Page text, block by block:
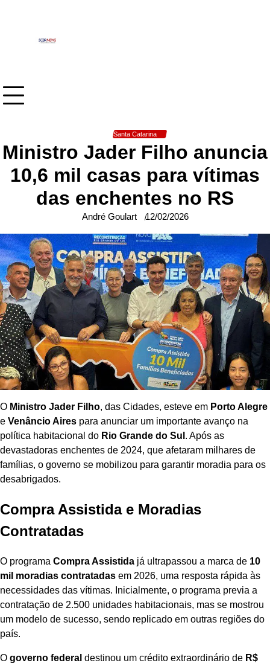
Santa Catarina
Ministro Jader Filho anuncia
10,6 mil casas para vítimas
das enchentes no RS
André Goulart 12/02/2026
O Ministro Jader Filho, das Cidades, esteve em Porto Alegre
e Venâncio Aires para anunciar um importante avanço na
política habitacional do Rio Grande do Sul . Após as
devastadoras enchentes de 2024, que afetaram milhares de
famílias, o governo se mobilizou para garantir moradia para os
desabrigados.
Compra Assistida e Moradias
Contratadas
O programa Compra Assistida já ultrapassou a marca de 10
mil moradias contratadas em 2026, uma resposta rápida às
necessidades das vítimas. Inicialmente, o programa previa a
contratação de 2.500 unidades habitacionais, mas se mostrou
um modelo de sucesso, sendo replicado em outras regiões do
país.
O governo federal destinou um crédito extraordinário de R$